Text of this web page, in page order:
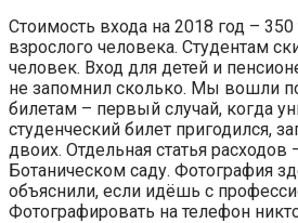
Стоимость входа на 2018 год – 350
взрослого человека. Студентам
человек. Вход для детей и
не запомнил сколько. Мы вошли
билетам – первый случай, когда
студенческий билет пригодился,
двоих. Отдельная статья расходов
Ботаническом саду. Фотография
объяснили, если идёшь с
Фотографировать на телефон